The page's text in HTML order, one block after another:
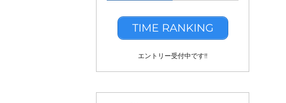
TIME RANKING
エントリー受付中です!!